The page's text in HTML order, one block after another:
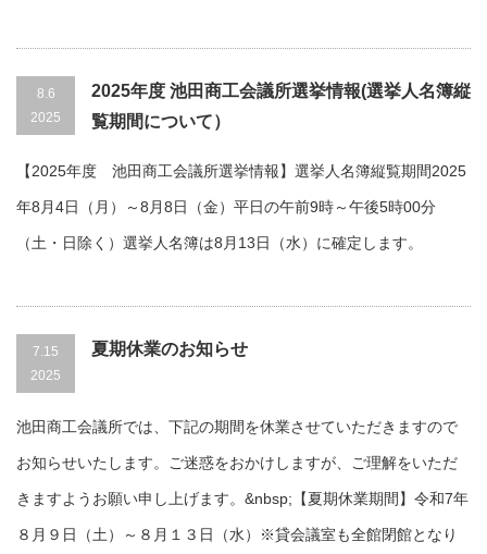
8.6
2025
2025年度 池田商工会議所選挙情報(選挙人名簿縦
覧期間について）
【2025年度 池田商工会議所選挙情報】選挙人名簿縦覧期間2025
年8月4日（月）～8月8日（金）平日の午前9時～午後5時00分
（土・日除く）選挙人名簿は8月13日（水）に確定します。
7.15
2025
夏期休業のお知らせ
池田商工会議所では、下記の期間を休業させていただきますので
お知らせいたします。ご迷惑をおかけしますが、ご理解をいただ
きますようお願い申し上げます。&nbsp;【夏期休業期間】令和7年
８月９日（土）～８月１３日（水）※貸会議室も全館閉館となり